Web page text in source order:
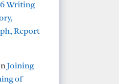
Writing
Report
Joining
of